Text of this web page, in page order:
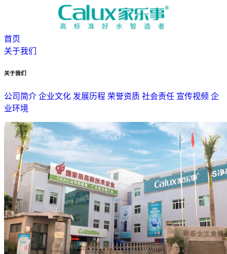
首页
关于我们
关于我们
公司简介 企业文化 发展历程 荣誉资质 社会责任 宣传视频 企
业环境